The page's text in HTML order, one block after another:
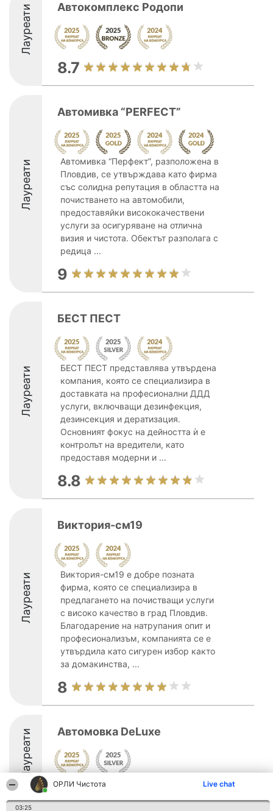
ОРЛИ Чистота Live chat
03:25
Лауреати Автокомплекс Родопи
8.7
Лауреати
Автомивка “PERFECT”
Автомивка “Перфект”, разположена в
Пловдив, се утвърждава като фирма
със солидна репутация в областта на
почистването на автомобили,
предоставяйки висококачествени
услуги за осигуряване на отлична
визия и чистота. Обектът разполага с
редица ...
9
Лауреати
БЕСТ ПЕСТ
БЕСТ ПЕСТ представлява утвърдена
компания, която се специализира в
доставката на професионални ДДД
услуги, включващи дезинфекция,
дезинсекция и дератизация.
Основният фокус на дейността ѝ е
контролът на вредители, като
предоставя модерни и ...
8.8
Лауреати
Виктория-см19
Виктория-см19 е добре позната
фирма, която се специализира в
предлагането на почистващи услуги
с високо качество в град Пловдив.
Благодарение на натрупания опит и
професионализъм, компанията се е
утвърдила като сигурен избор както
за домакинства, ...
8
Лауреати Автомовка DeLuxe
8.8